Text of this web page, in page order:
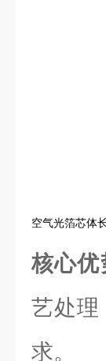
空气光箔芯体
核心优
艺处理
求。